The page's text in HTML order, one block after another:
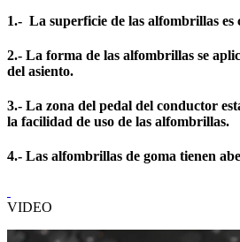
1.- La superficie de las alfombrillas es
2.- La forma de las alfombrillas se
del asiento.
3.- La zona del pedal del conductor
la facilidad de uso de las alfombrillas.
4.- Las alfombrillas de goma tienen
VIDEO